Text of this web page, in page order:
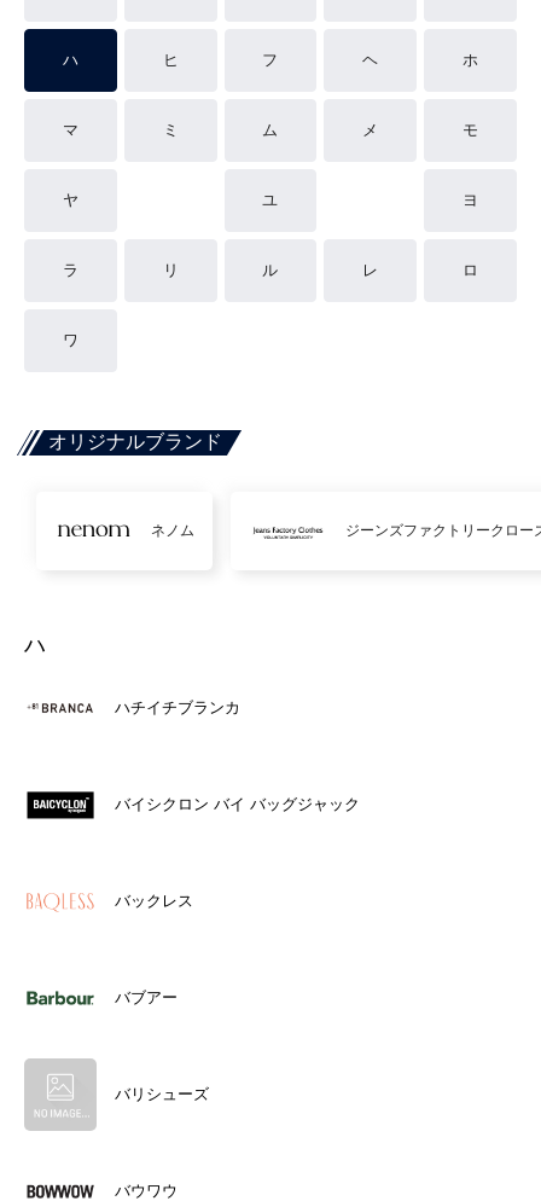
ハ ヒ フ ヘ ホ
マ ミ ム メ モ
ヤ ユ ヨ
ラ リ ル レ ロ
ワ
オリジナルブランド
ネノム ジーンズファクトリークロー
ハ
ハチイチブランカ
バイシクロン バイ バッグジャック
バックレス
バブアー
バリシューズ
バウワウ